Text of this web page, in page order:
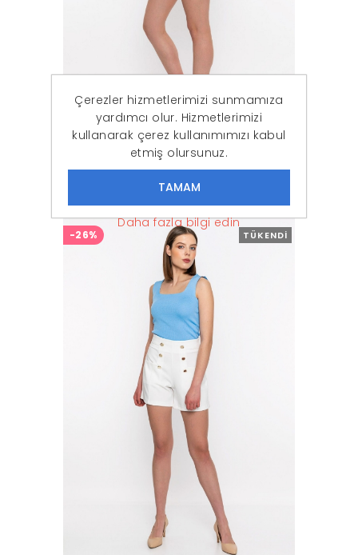
642,87 ₺ 279,90 ₺
TÜKENDI
-26%
Çerezler hizmetlerimizi sunmamıza
yardımcı olur. Hizmetlerimizi
kullanarak çerez kullanımımızı kabul
etmiş olursunuz.
Daha fazla bilgi edin